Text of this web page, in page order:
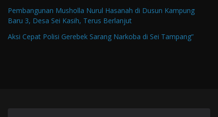
Pembangunan Musholla Nurul Hasanah di Dusun Kampung
Baru 3, Desa Sei Kasih, Terus Berlanjut
Aksi Cepat Polisi Gerebek Sarang Narkoba di Sei Tampang”